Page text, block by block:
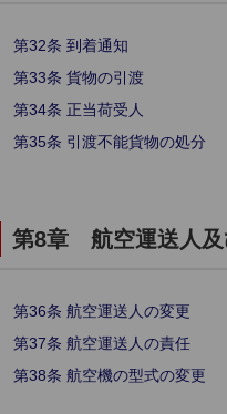
第32条 到着通知
第33条 貨物の引渡
第34条 正当荷受人
第35条 引渡不能貨物の処分
第8章 航空運送人及
第36条 航空運送人の変更
第37条 航空運送人の責任
第38条 航空機の型式の変更